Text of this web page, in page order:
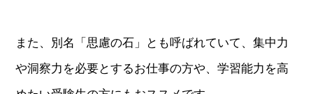
また、別名「思慮の石」とも呼ばれていて、集中力
や洞察力を必要とするお仕事の方や、学習能力を高